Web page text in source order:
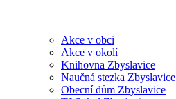
Akce v obci
Akce v okolí
Knihovna Zbyslavice
Naučná stezka Zbyslavice
Obecní dům Zbyslavice